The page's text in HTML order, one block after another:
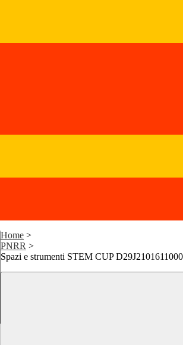
Home >
PNRR >
Spazi e strumenti STEM CUP